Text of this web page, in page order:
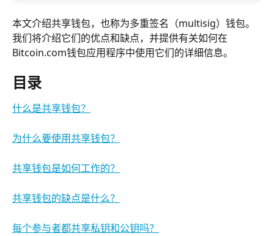
本文介绍共享钱包，也称为多重签名（multisig）钱包。
我们将介绍它们的优点和缺点，并提供有关如何在
Bitcoin.com钱包应用程序中使用它们的详细信息。
目录
什么是共享钱包？
为什么要使用共享钱包？
共享钱包是如何工作的？
共享钱包的缺点是什么？
每个参与者都共享私钥和公钥吗？